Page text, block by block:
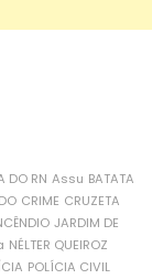
DO RN Assu BATATA
CRIME CRUZETA
JARDIM DE
NÉLTER QUEIROZ
POLÍCIA CIVIL